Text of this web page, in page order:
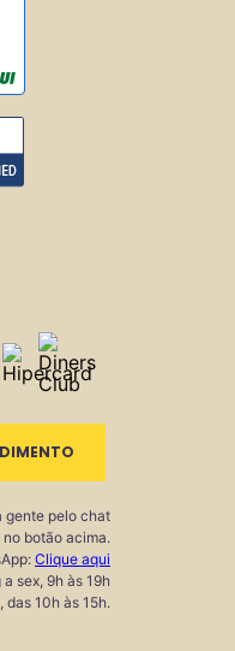
gente pelo chat
botão acima.
Clique aqui
sex, 9h às 19h
das 10h às 15h.